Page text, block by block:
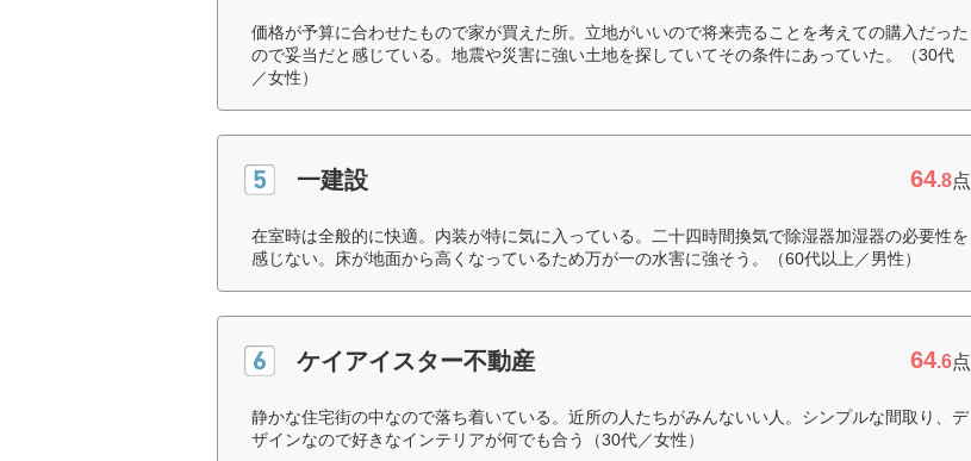
価格が予算に合わせたもので家が買えた所。立地がいいので将来売ることを考えての購入だった
ので妥当だと感じている。地震や災害に強い土地を探していてその条件にあっていた。（30代
／女性）
一建設 64.8点
在室時は全般的に快適。内装が特に気に入っている。二十四時間換気で除湿器加湿器の必要性を
感じない。床が地面から高くなっているため万が一の水害に強そう。（60代以上／男性）
ケイアイスター不動産 64.6点
静かな住宅街の中なので落ち着いている。近所の人たちがみんないい人。シンプルな間取り、デ
ザインなので好きなインテリアが何でも合う（30代／女性）